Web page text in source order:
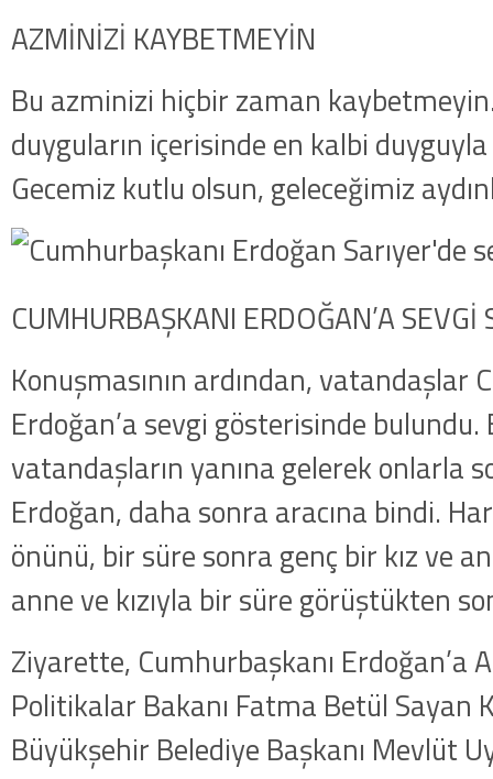
AZMİNİZİ KAYBETMEYİN
Bu azminizi hiçbir zaman
duyguların içerisinde en kalbi
Gecemiz kutlu olsun, geleceğimiz
CUMHURBAŞKANI ERDOĞAN’A SEVGİ
Konuşmasının ardından, vatandaşlar
Erdoğan’a sevgi gösterisinde
vatandaşların yanına gelerek onlarla
Erdoğan, daha sonra aracına bindi.
önünü, bir süre sonra genç bir kız ve
anne ve kızıyla bir süre görüştükten
Ziyarette, Cumhurbaşkanı Erdoğan’a
Politikalar Bakanı Fatma Betül Sayan
Büyükşehir Belediye Başkanı Mevlüt